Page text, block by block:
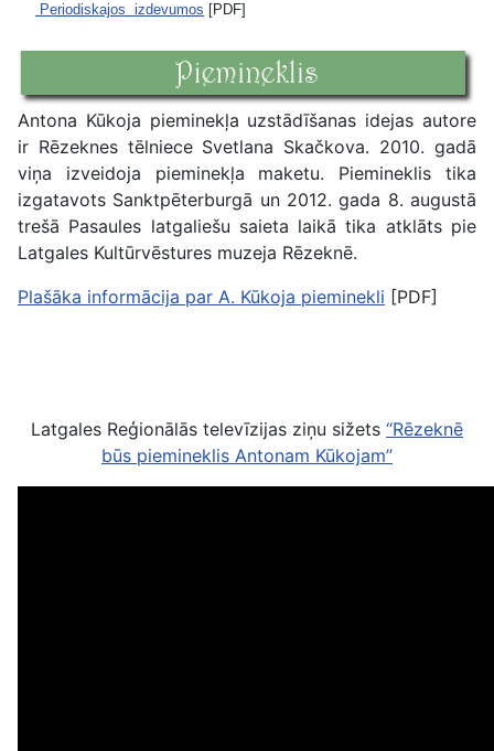
Periodiskajos izdevumos [PDF]
Antona Kūkoja pieminekļa uzstādīšanas idejas autore
ir Rēzeknes tēlniece Svetlana Skačkova. 2010. gadā
viņa izveidoja pieminekļa maketu. Piemineklis tika
izgatavots Sanktpēterburgā un 2012. gada 8. augustā
trešā Pasaules latgaliešu saieta laikā tika atklāts pie
Latgales Kultūrvēstures muzeja Rēzeknē.
Plašāka informācija par A. Kūkoja pieminekli [PDF]
Latgales Reģionālās televīzijas ziņu sižets “Rēzeknē
būs piemineklis Antonam Kūkojam”